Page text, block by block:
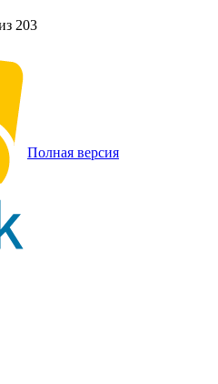
203
Полная версия